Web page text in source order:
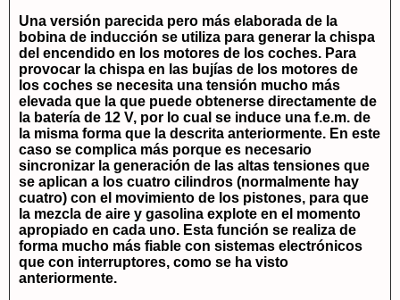
Una versión parecida pero más elaborada de la
bobina de inducción se utiliza para generar la chispa
del encendido en los motores de los coches. Para
provocar la chispa en las bujías de los motores de
los coches se necesita una tensión mucho más
elevada que la que puede obtenerse directamente de
la batería de 12 V, por lo cual se induce una f.e.m. de
la misma forma que la descrita anteriormente. En este
caso se complica más porque es necesario
sincronizar la generación de las altas tensiones que
se aplican a los cuatro cilindros (normalmente hay
cuatro) con el movimiento de los pistones, para que
la mezcla de aire y gasolina explote en el momento
apropiado en cada uno. Esta función se realiza de
forma mucho más fiable con sistemas electrónicos
que con interruptores, como se ha visto
anteriormente.